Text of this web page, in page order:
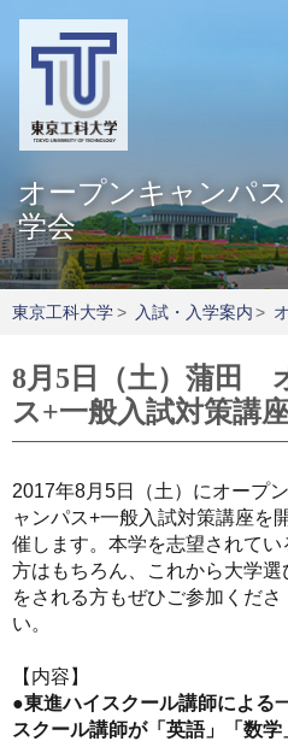
オープンキャンパ
学会
東京工科大学> 入試・入学案内 >
8月5日（土）蒲田
ス+一般入試対策講
2017年8月5日（土）にオープ
ャンパス+一般入試対策講座を
催します。本学を志望されてい
方はもちろん、これから大学選
をされる方もぜひご参加くださ
い。
【内容】
●東進ハイスクール講師による
スクール講師が「英語」「数